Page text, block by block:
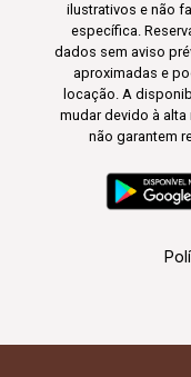
ilustrativos e não
específica.
dados sem aviso
aproximadas e
locação. A
mudar devido à
não garantem